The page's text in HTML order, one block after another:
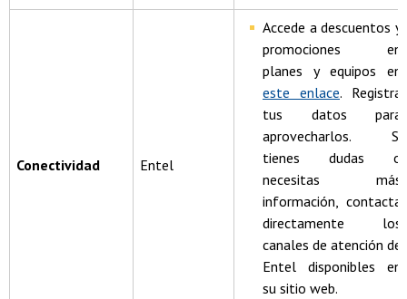
Conectividad Entel
Accede a descuentos y
promociones en
planes y equipos en
este enlace. Registra
tus datos para
aprovecharlos. Si
tienes dudas o
necesitas más
información, contacta
directamente los
canales de atención de
Entel disponibles en
su sitio web.